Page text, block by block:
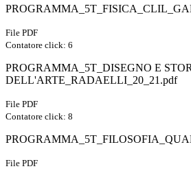
File PDF
Contatore click: 6
PROGRAMMA_5T_DISEGNO E
DELL'ARTE_RADAELLI_20_21.pdf
File PDF
Contatore click: 8
File PDF